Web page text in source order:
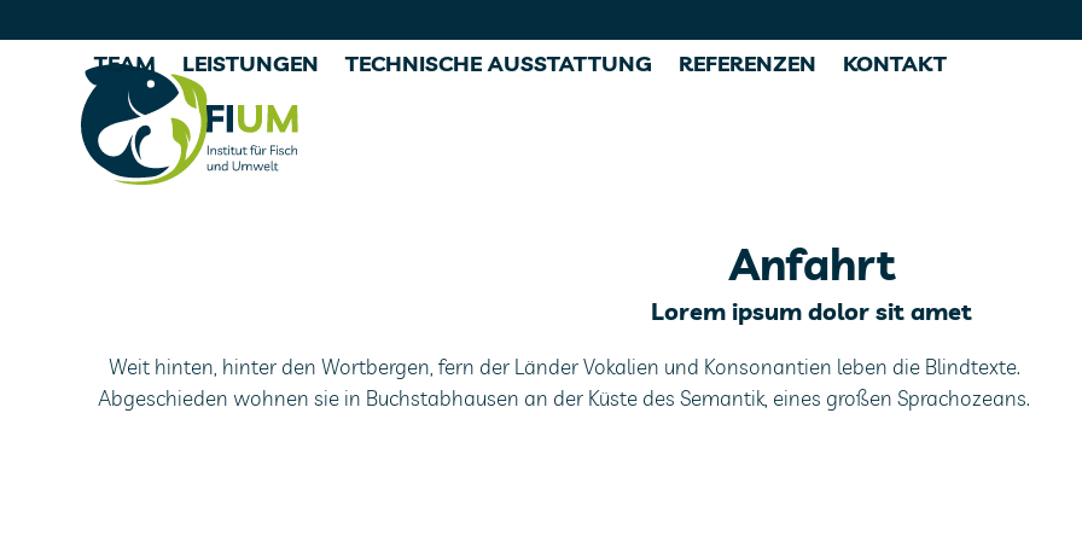
to
TEAM LEISTUNGEN TECHNISCHE AUSSTATTUNG REFERENZEN KONTAKT
Anfahrt
Lorem ipsum dolor sit amet
Weit hinten, hinter den Wortbergen, fern der Länder Vokalien und Konsonantien leben die Blindtexte.
Abgeschieden wohnen sie in Buchstabhausen an der Küste des Semantik, eines großen Sprachozeans.